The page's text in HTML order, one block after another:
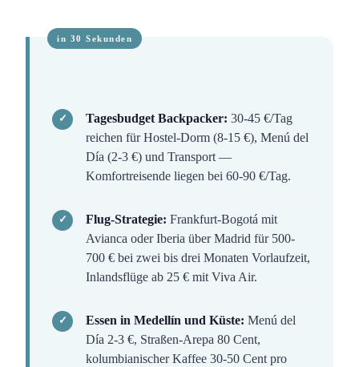
Tagesbudget Backpacker: 30-45 €/Tag
reichen für Hostel-Dorm (8-15 €), Menú del
Día (2-3 €) und Transport —
Komfortreisende liegen bei 60-90 €/Tag.
Flug-Strategie: Frankfurt-Bogotá mit
Avianca oder Iberia über Madrid für 500-
700 € bei zwei bis drei Monaten Vorlaufzeit,
Inlandsflüge ab 25 € mit Viva Air.
Essen in Medellín und Küste: Menú del
Día 2-3 €, Straßen-Arepa 80 Cent,
kolumbianischer Kaffee 30-50 Cent pro